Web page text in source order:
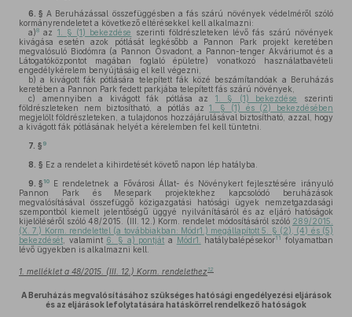
6. § A Beruházással összefüggésben a fás szárú növények védelméről szóló
kormányrendeletet a következő eltérésekkel kell alkalmazni:
a)8 az 1. § (1) bekezdése
szerinti földrészleteken lévő fás szárú növények
kivágása esetén azok pótlását legkésőbb a Pannon Park projekt keretében
megvalósuló Biodómra (a Pannon Ősvadont, a Pannon-tenger Akváriumot és a
Látogatóközpontot magában foglaló épületre) vonatkozó használatbavételi
engedélykérelem benyújtásáig el kell végezni,
b) a kivágott fák pótlására telepített fák közé beszámítandóak a Beruházás
keretében a Pannon Park fedett parkjába telepített fás szárú növények,
c) amennyiben a kivágott fák pótlása az 1. § (1) bekezdése
szerinti
földrészleteken nem biztosítható, a pótlás az1. § (1) és (2) bekezdésében
megjelölt földrészleteken, a tulajdonos hozzájárulásával biztosítható, azzal, hogy
a kivágott fák pótlásának helyét a kérelemben fel kell tüntetni.
7. § 9
8. § Ez a rendelet a kihirdetését követő napon lép hatályba.
9. § 10
E rendeletnek a Fővárosi Állat- és Növénykert fejlesztésére irányuló
Pannon Park és Mesepark projektekhez kapcsolódó beruházások
megvalósításával összefüggő közigazgatási hatósági ügyek nemzetgazdasági
szempontból kiemelt jelentőségű üggyé nyilvánításáról és az eljáró hatóságok
kijelöléséről szóló 48/2015. (III. 12.) Korm. rendelet módosításáról szóló 289/2015.
(X. 7.) Korm. rendelettel (a továbbiakban: Módr1.) megállapított 5. § (2), (4) és (5)
bekezdését , valamint 6. § a) pontját a Módr1. hatálybalépésekor11
folyamatban
lévő ügyekben is alkalmazni kell.
1. melléklet a 48/2015. (III. 12.) Korm. rendelethez 12
A Beruházás megvalósításához szükséges hatósági engedélyezési eljárások
és az eljárások lefolytatására hatáskörrel rendelkező hatóságok